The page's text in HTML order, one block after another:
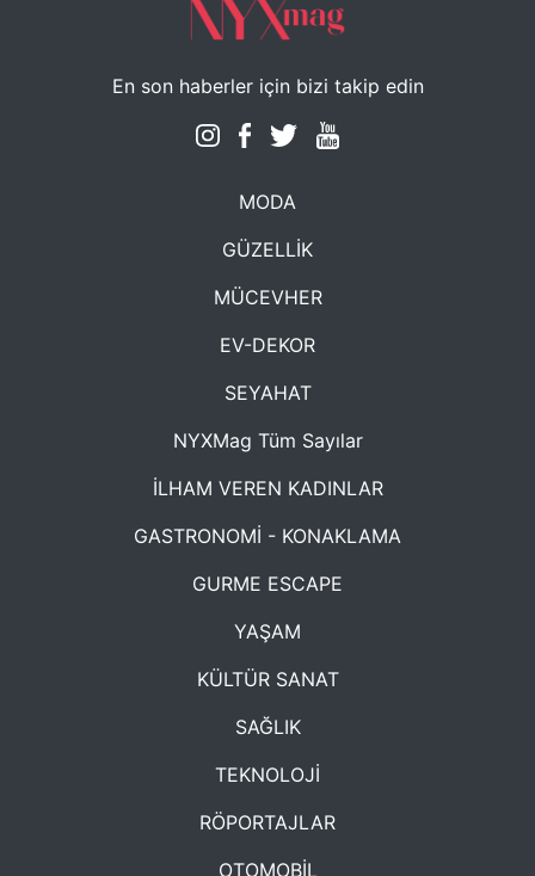
En son haberler için bizi takip edin
MODA
GÜZELLİK
MÜCEVHER
EV-DEKOR
SEYAHAT
NYXMag Tüm Sayılar
İLHAM VEREN KADINLAR
GASTRONOMİ - KONAKLAMA
GURME ESCAPE
YAŞAM
KÜLTÜR SANAT
SAĞLIK
TEKNOLOJİ
RÖPORTAJLAR
OTOMOBİL